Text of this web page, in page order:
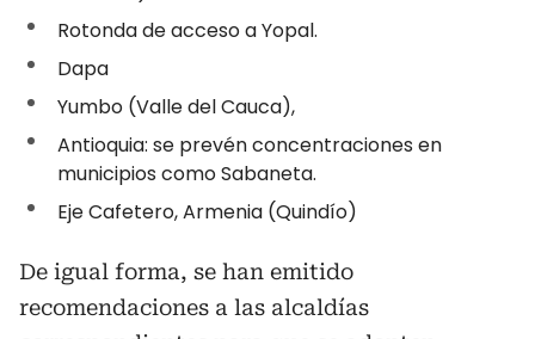
Rotonda de acceso a Yopal.
Dapa
Yumbo (Valle del Cauca),
Antioquia: se prevén concentraciones en
municipios como Sabaneta.
Eje Cafetero, Armenia (Quindío)
De igual forma, se han emitido
recomendaciones a las alcaldías